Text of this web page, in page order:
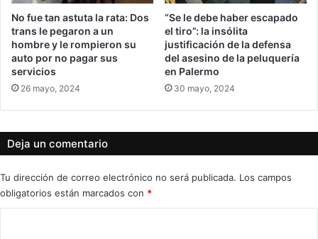
No fue tan astuta la rata: Dos
trans le pegaron a un
hombre y le rompieron su
auto por no pagar sus
servicios
26 mayo, 2024
“Se le debe haber escapado
el tiro”: la insólita
justificación de la defensa
del asesino de la peluquería
en Palermo
30 mayo, 2024
Deja un comentario
Tu dirección de correo electrónico no será publicada. Los campos
obligatorios están marcados con *